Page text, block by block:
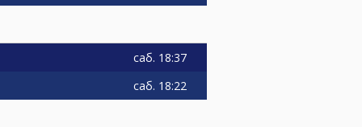
саб. 18:37
саб. 18:22